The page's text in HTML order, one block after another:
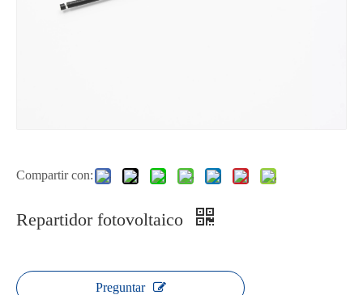
Compartir con:
Repartidor fotovoltaico
Preguntar